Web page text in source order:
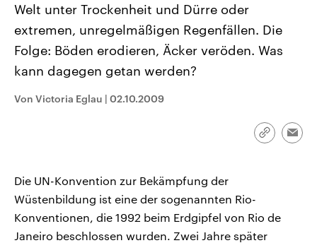
Landtagswahl Sachsen-Anhalt
Alle Informationen
Sachsen-Anhalt wählt am 6.
September 2026 einen neuen
Landtag. Seit 2021 wird das
Bundesland von einer Koalition aus
Umfragen, Prognosen,
USA
Hintergründe
Wirtschaftlich und
gehören die Vereinigten
den mächtigsten Ländern
mit großem Einfluss auf
Welt unter Trockenheit und Dürre oder
extremen, unregelmäßigen Regenfällen. Die
Folge: Böden erodieren, Äcker veröden. Was
kann dagegen getan werden?
Von Victoria Eglau | 02.10.2009
Link
Die UN-Konvention zur Bekämpfung der
Wüstenbildung ist eine der sogenannten Rio-
Konventionen, die 1992 beim Erdgipfel von Rio de
Janeiro beschlossen wurden. Zwei Jahre später